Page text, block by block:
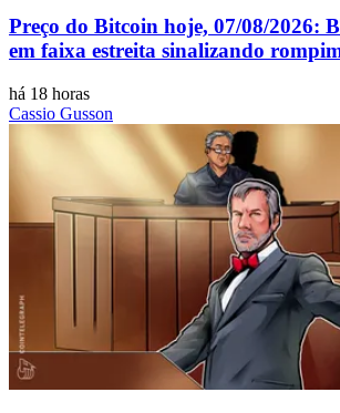
Preço do Bitcoin hoje, 07/08/2026:
em faixa estreita sinalizando
há 18 horas
Cassio Gusson